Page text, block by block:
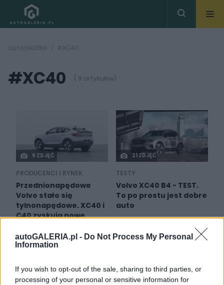
autoGALERIA.pl - Do Not Process My Personal
Information
If you wish to opt-out of the sale, sharing to third parties, or
processing of your personal or sensitive information for
autoGALERIA #XC40
#XC40 ( 9 artykułów)
9 ZDJĘĆ
PRODUCENCI I RYNEK
Przednionapędowe
Volvo stało się
tylnonapędowe. XC40 i
C40 zyskują nowe
Redakcja autoGALERIA.pl
21 ZDJĘĆ
TESTY
Volvo XC40 B4 - TEST.
To po prostu jest dobre
auto
Maciej Kuchno
TESTY